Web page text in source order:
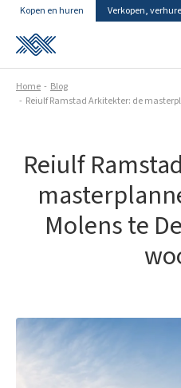
Kopen en huren Verkopen,
Home
Blog
Reiulf Ramstad Arkitekter: de
Reiulf
Molens te